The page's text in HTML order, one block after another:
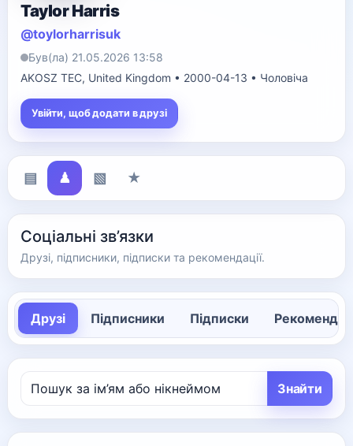
Taylor Harris
@toylorharrisuk
Був(ла) 21.05.2026 13:58
AKOSZ TEC, United Kingdom • 2000-04-13 • Чоловіча
Увійти, щоб додати в друзі
▤ ♟ ▧ ★
Соціальні зв’язки
Друзі, підписники, підписки та рекомендації.
Друзі Підписники Підписки
Знайти